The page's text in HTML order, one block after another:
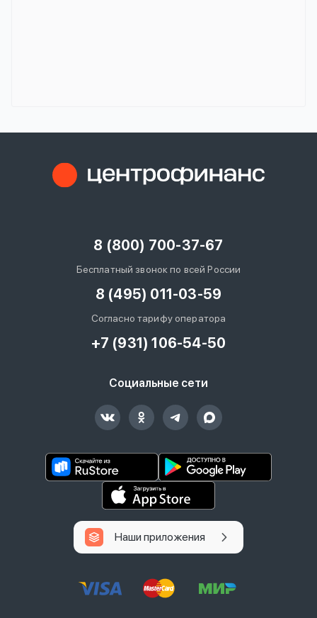
8 (800) 700-37-67
Бесплатный звонок по всей России
8 (495) 011-03-59
Согласно тарифу оператора
+7 (931) 106-54-50
Социальные сети
Наши приложения